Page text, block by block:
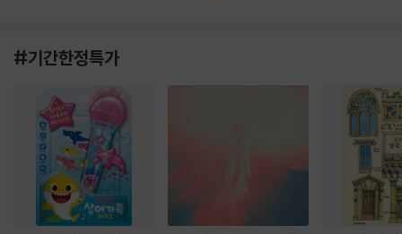
#기간한정특가